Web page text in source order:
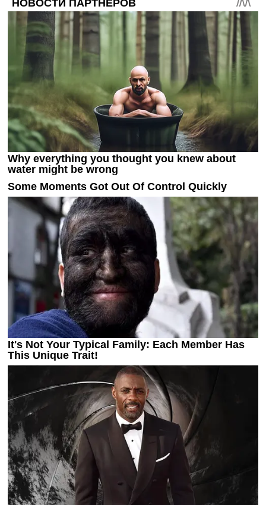
Лига Чемпионов
Англия. Премьер Лига
Испания. Ла Лига
Другие Турниры >>>
Таблицы
Таблицы групп Чемпионата Мира
Украина. Премьер-Лига
Украина. Первая Лига
Лига Чемпионов. Таблицы групп
Англия. Премьер-Лига
Испания. Ла Лига
Все таблицы >>>
Рейтинги
Рейтинг стран УЕФА
Рейтинг клубов УЕФА
Рейтинг ФИФА
ТВ программа